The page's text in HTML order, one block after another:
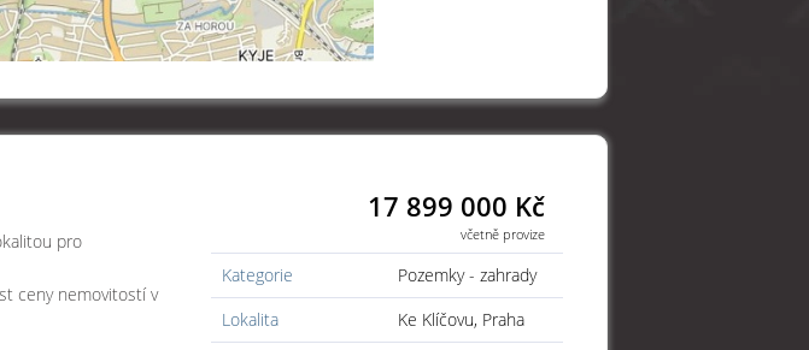
pro
ceny nemovitostí v
17 899 000 Kč
včetně provize
Kategorie
Pozemky - zahrady
Lokalita
Ke Klíčovu, Praha